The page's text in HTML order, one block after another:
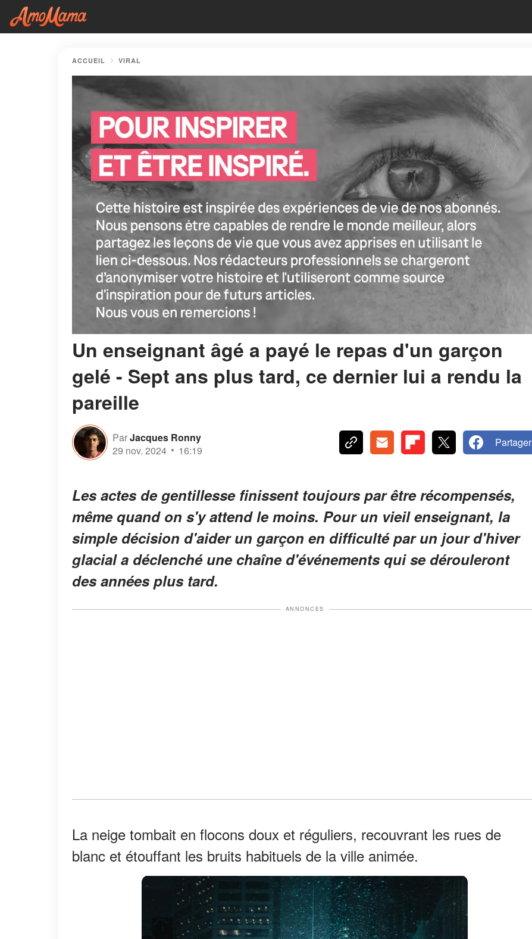
ACCUEIL VIRAL
Un enseignant âgé a payé le repas d'un garçon
gelé - Sept ans plus tard, ce dernier lui a rendu la
pareille
ParJacques Ronny
29 nov. 2024
16:19
Partager
Les actes de gentillesse finissent toujours par être récompensés,
même quand on s'y attend le moins. Pour un vieil enseignant, la
simple décision d'aider un garçon en difficulté par un jour d'hiver
glacial a déclenché une chaîne d'événements qui se dérouleront
des années plus tard.
ANNONCES
La neige tombait en flocons doux et réguliers, recouvrant les rues de
blanc et étouffant les bruits habituels de la ville animée.